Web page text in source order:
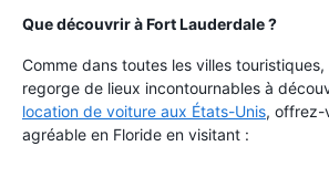
Que découvrir à Fort Lauderdale ?
Comme dans toutes les villes
regorge de lieux incontournables à
location de voiture aux États-Unis, offrez-
agréable en Floride en visitant :